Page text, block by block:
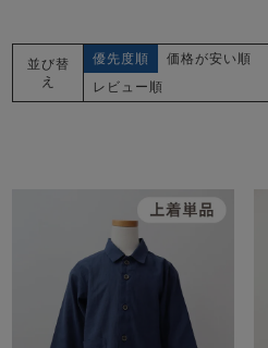
並び替
え
優先度順 価格が安い順
レビュー順